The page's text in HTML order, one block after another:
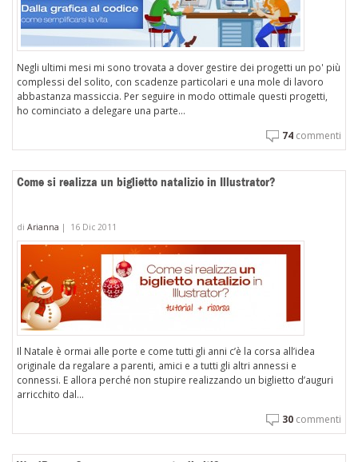
Negli ultimi mesi mi sono trovata a dover gestire dei progetti un po' più
complessi del solito, con scadenze particolari e una mole di lavoro
abbastanza massiccia. Per seguire in modo ottimale questi progetti,
ho cominciato a delegare una parte...
74 commenti
Come si realizza un biglietto natalizio in Illustrator?
di Arianna | 16 Dic 2011
Il Natale è ormai alle porte e come tutti gli anni c’è la corsa all’idea
originale da regalare a parenti, amici e a tutti gli altri annessi e
connessi. E allora perché non stupire realizzando un biglietto d’auguri
arricchito dal...
30 commenti